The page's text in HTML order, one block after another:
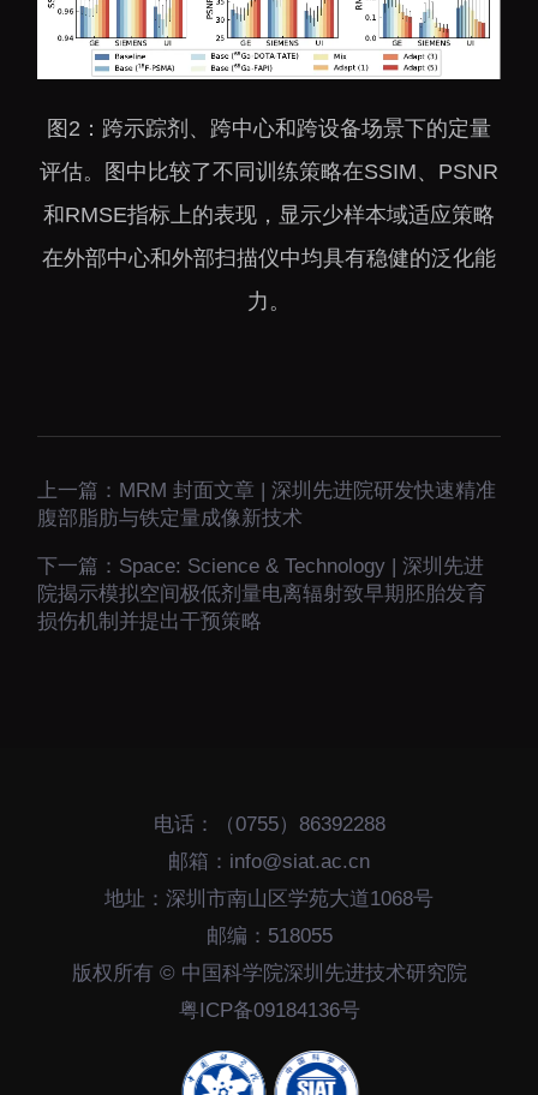
图2：跨示踪剂、跨中心和跨设备场景下的定量
评估。图中比较了不同训练策略在SSIM、PSNR
和RMSE指标上的表现，显示少样本域适应策略
在外部中心和外部扫描仪中均具有稳健的泛化能
力。
上一篇： MRM 封面文章 | 深圳先进院研发快速精准
腹部脂肪与铁定量成像新技术
下一篇： Space: Science & Technology | 深圳先进
院揭示模拟空间极低剂量电离辐射致早期胚胎发育
损伤机制并提出干预策略
电话：（0755）86392288
邮箱：info@siat.ac.cn
地址：深圳市南山区学苑大道1068号
邮编：518055
版权所有 © 中国科学院深圳先进技术研究院
粤ICP备09184136号